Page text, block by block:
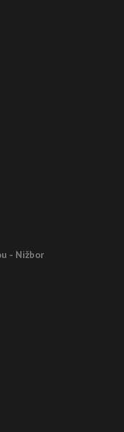
- Nižbor